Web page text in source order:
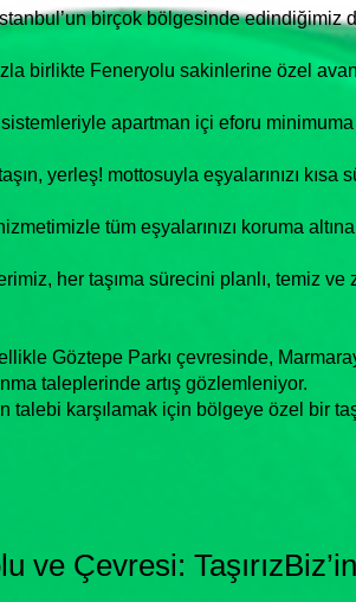
birçok bölgesinde
birlikte Feneryolu sakinlerine özel
apartman içi eforu
yerleş! mottosuyla eşyalarınızı
tüm eşyalarınızı koruma
her taşıma sürecini planlı, temiz ve
Göztepe Parkı çevresinde,
taleplerinde artış gözlemleniyor.
talebi karşılamak için bölgeye özel bir
ve Çevresi: